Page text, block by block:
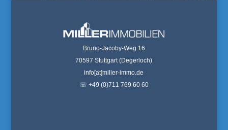
Bruno-Jacoby-Weg 16
70597 Stuttgart (Degerloch)
info[at]miller-immo.de
☏ +49 (0)711 769 60 60